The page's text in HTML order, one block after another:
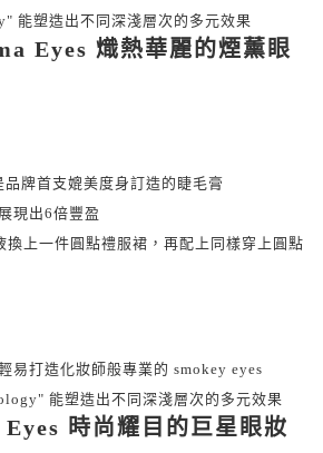
能塑造出不同深淺層次的多元效果
Eyes 熾熱華麗的煙薰眼
牌首支媲美度身訂造的睫毛膏
現出6倍豐盈
上一件圓點禮服裙，再配上同樣穿上圓點
易打造化妝師般專業的 smokey eyes
能塑造出不同深淺層次的多元效果
時尚耀目的巨星眼妝